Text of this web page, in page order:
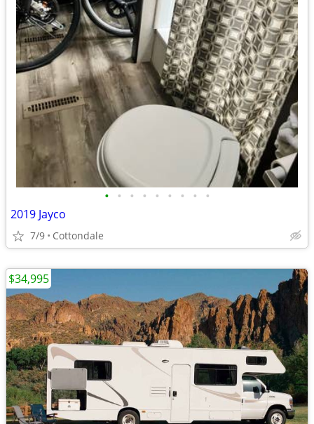
• • • • • • • • •
2019 Jayco
7/9 Cottondale
$34,995